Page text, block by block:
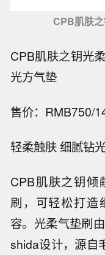
CPB肌肤
CPB肌肤之钥光
光方气垫
售价：RMB750/
轻柔触肤 细腻钻
CPB肌肤之钥倾
刷，可轻松打造
容。光柔气垫刷
shida设计，源自